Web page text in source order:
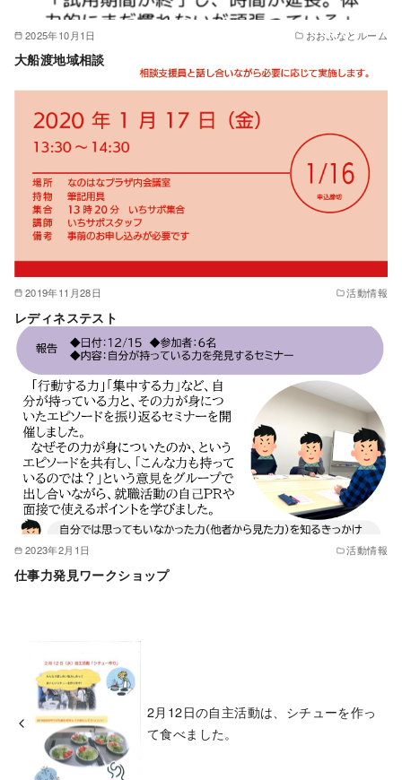
2025年10月1日 おおふなとルーム
大船渡地域相談
2019年11月28日 活動情報
レディネステスト
2023年2月1日 活動情報
仕事力発見ワークショップ
2月12日の自主活動は、シチューを作っ
て食べました。